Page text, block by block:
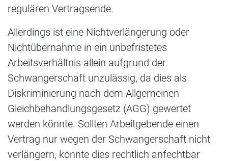
regulären Vertragsende.
Allerdings ist eine Nichtverlängerung oder
Nichtübernahme in ein unbefristetes
Arbeitsverhältnis allein aufgrund der
Schwangerschaft unzulässig, da dies als
Diskriminierung nach dem Allgemeinen
Gleichbehandlungsgesetz (AGG) gewertet
werden könnte. Sollten Arbeitgebende einen
Vertrag nur wegen der Schwangerschaft nicht
verlängern, könnte dies rechtlich anfechtbar